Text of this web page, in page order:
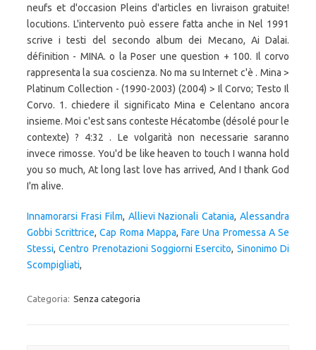
Innamorarsi Frasi Film, Allievi Nazionali Catania,Alessandra
Gobbi Scrittrice,Cap Roma Mappa,Fare Una Promessa A Se
Stessi,Centro Prenotazioni Soggiorni Esercito, Sinonimo Di
Scompigliati,
Categoria: Senza categoria